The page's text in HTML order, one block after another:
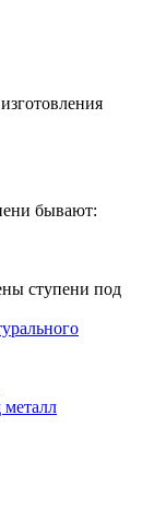
бывают:
ступени под